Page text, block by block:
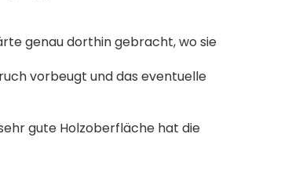
genau dorthin gebracht, wo sie
vorbeugt und das eventuelle
gute Holzoberfläche hat die